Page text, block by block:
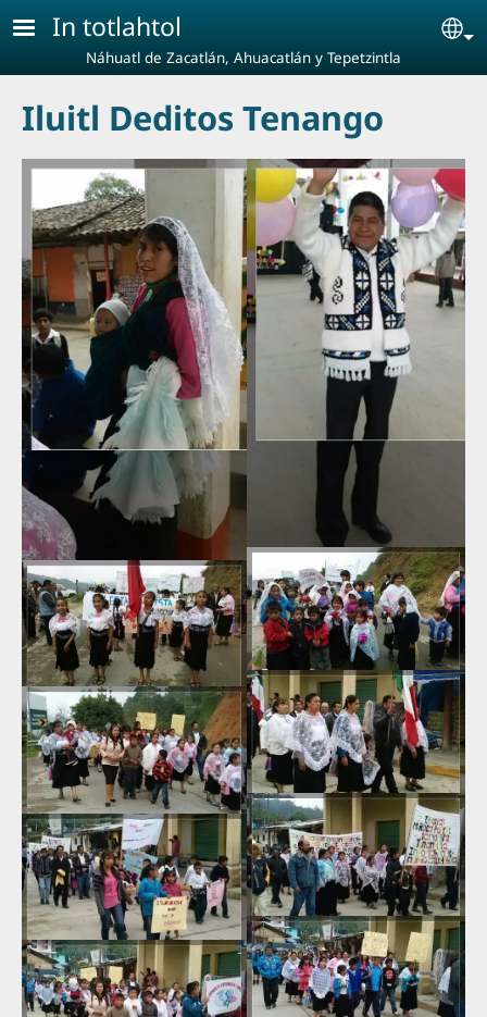
Pasar al contenido principal
In totlahtol
Náhuatl de Zacatlán, Ahuacatlán y Tepetzintla
Iluitl Deditos Tenango